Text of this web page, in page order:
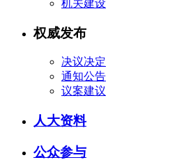
机关建设
权威发布
决议决定
通知公告
议案建议
人大资料
公众参与